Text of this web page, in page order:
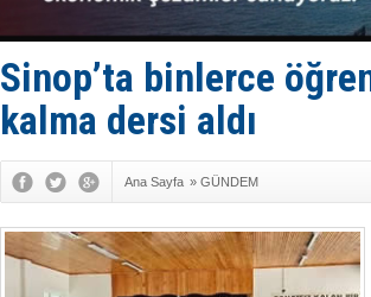
Sinop’ta binlerce
kalma dersi aldı
Ana Sayfa » GÜNDEM